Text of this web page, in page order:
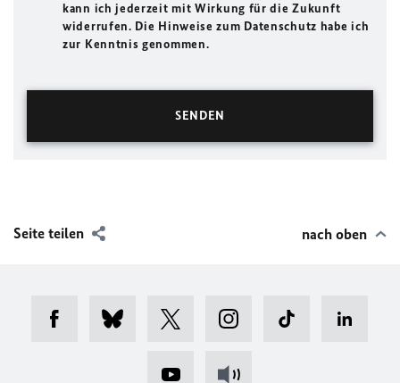
kann ich jederzeit mit Wirkung für die Zukunft
widerrufen. Die Hinweise zum Datenschutz habe ich
zur Kenntnis genommen.
Seite teilen nach oben